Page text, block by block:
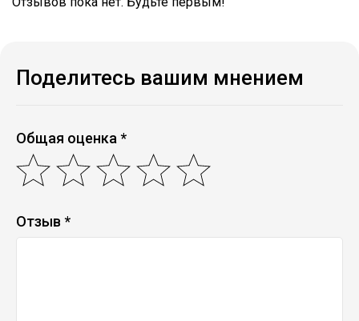
Поделитесь вашим мнением
Общая оценка *
Отзыв *